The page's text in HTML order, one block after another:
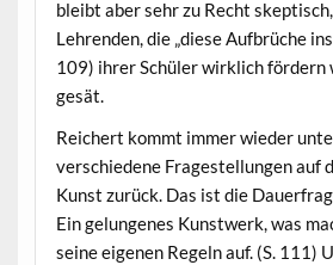
bleibt aber sehr zu Recht
Lehrenden, die „diese Aufbrüche
109) ihrer Schüler wirklich fördern
gesät.
Reichert kommt immer wieder
verschiedene Fragestellungen auf
Kunst zurück. Das ist die
Ein gelungenes Kunstwerk, was
seine eigenen Regeln auf. (S. 111)